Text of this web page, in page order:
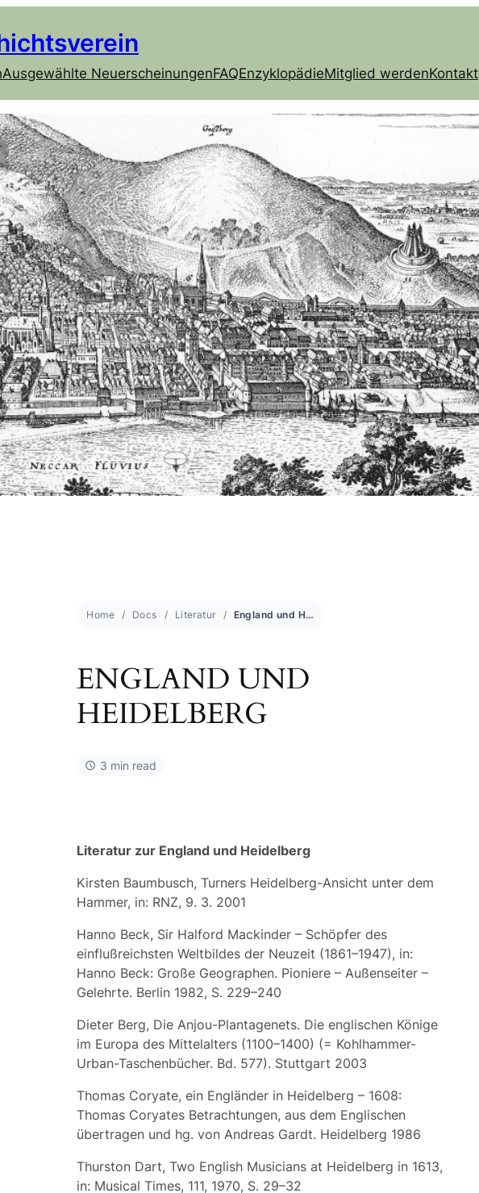
Ausgewählte NeuerscheinungenFAQEnzyklopädieMitglied werdenKontakt
Home Docs Literatur England und Heidelberg
ENGLAND UND
HEIDELBERG
3 min read
Literatur zur England und Heidelberg
Kirsten Baumbusch, Turners Heidelberg-Ansicht unter dem
Hammer, in: RNZ, 9. 3. 2001
Hanno Beck, Sir Halford Mackinder – Schöpfer des
einflußreichsten Weltbildes der Neuzeit (1861–1947), in:
Hanno Beck: Große Geographen. Pioniere – Außenseiter –
Gelehrte. Berlin 1982, S. 229–240
Dieter Berg, Die Anjou-Plantagenets. Die englischen Könige
im Europa des Mittelalters (1100–1400) (= Kohlhammer-
Urban-Taschenbücher. Bd. 577). Stuttgart 2003
Thomas Coryate, ein Engländer in Heidelberg – 1608:
Thomas Coryates Betrachtungen, aus dem Englischen
übertragen und hg. von Andreas Gardt. Heidelberg 1986
Thurston Dart, Two English Musicians at Heidelberg in 1613,
in: Musical Times, 111, 1970, S. 29–32